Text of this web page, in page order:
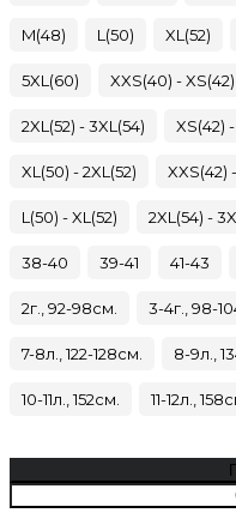
M(48) L(50) XL(52)
5XL(60) XXS(40) - XS(42)
2XL(52) - 3XL(54) XS(42)
XL(50) - 2XL(52) XXS(42)
L(50) - XL(52) 2XL(54) -
38-40 39-41 41-43
2г., 92-98см. 3-4г., 98-
7-8л., 122-128см. 8-9л.,
10-11л., 152см. 11-12л.,